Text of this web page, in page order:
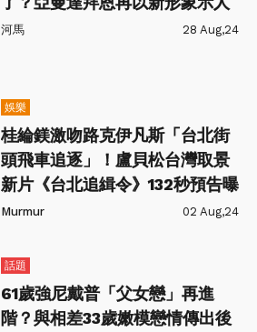
河馬 28 Aug,24
娛樂
桂綸鎂激吻路克伊凡斯「台北街
頭飛車追逐」！盧貝松台灣取景
新片《台北追緝令》132秒預告曝
Murmur 02 Aug,24
話題
61歲強尼戴普「父女戀」再進
階？與相差33歲嫩模戀情傳出後